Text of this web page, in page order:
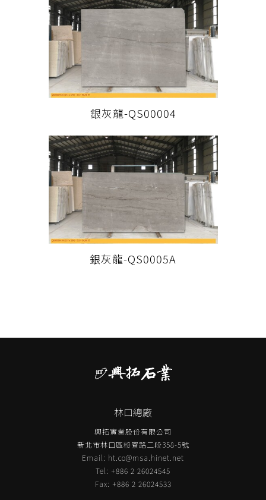
銀灰龍-QS00004
銀灰龍-QS0005A
林口總廠
興拓實業股份有限公司
新北市林口區粉寮路二段358-5號
Email: ht.co@msa.hinet.net
Tel: +886 2 26024545
Fax: +886 2 26024533